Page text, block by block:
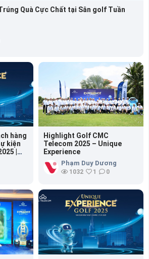
Quà Cực Chất tại Sân golf Tuần
Highlight Golf CMC
Telecom 2025 – Unique
Experience
Phạm Duy Dương
1032 1 0
hàng
kiện
|